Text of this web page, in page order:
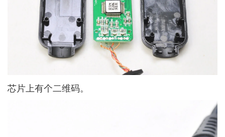
芯片上有个二维码。